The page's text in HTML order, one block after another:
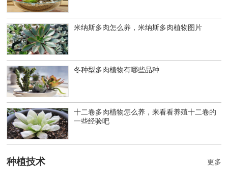
米纳斯多肉怎么养，米纳斯多肉植物图片
冬种型多肉植物有哪些品种
十二卷多肉植物怎么养，来看看养殖十二卷的
一些经验吧
种植技术 更多